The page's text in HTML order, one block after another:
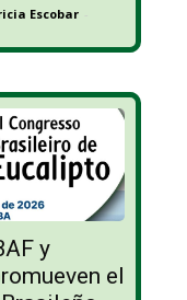
Escobar -
y
el